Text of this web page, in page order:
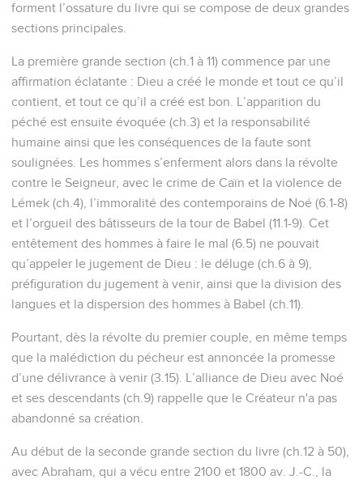
forment l’ossature du livre qui se compose de deux grandes
sections principales.
La première grande section (ch.1 à 11) commence par une
affirmation éclatante : Dieu a créé le monde et tout ce qu’il
contient, et tout ce qu’il a créé est bon. L’apparition du
péché est ensuite évoquée (ch.3) et la responsabilité
humaine ainsi que les conséquences de la faute sont
soulignées. Les hommes s’enferment alors dans la révolte
contre le Seigneur, avec le crime de Caïn et la violence de
Lémek (ch.4), l’immoralité des contemporains de Noé (6.1-8)
et l’orgueil des bâtisseurs de la tour de Babel (11.1-9). Cet
entêtement des hommes à faire le mal (6.5) ne pouvait
qu’appeler le jugement de Dieu : le déluge (ch.6 à 9),
préfiguration du jugement à venir, ainsi que la division des
langues et la dispersion des hommes à Babel (ch.11).
Pourtant, dès la révolte du premier couple, en même temps
que la malédiction du pécheur est annoncée la promesse
d’une délivrance à venir (3.15). L’alliance de Dieu avec Noé
et ses descendants (ch.9) rappelle que le Créateur n'a pas
abandonné sa création.
Au début de la seconde grande section du livre (ch.12 à 50),
avec Abraham, qui a vécu entre 2100 et 1800 av. J.-C., la